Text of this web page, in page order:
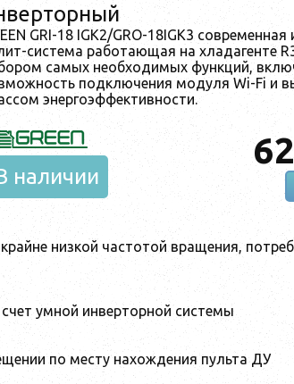
GRI-18 IGK2/GRO-18IGK3
система работающая на хладагенте
самых необходимых функций,
подключения модуля Wi-Fi и
энергоэффективности.
наличии
низкой частотой вращения,
умной инверторной системы
по месту нахождения пульта ДУ